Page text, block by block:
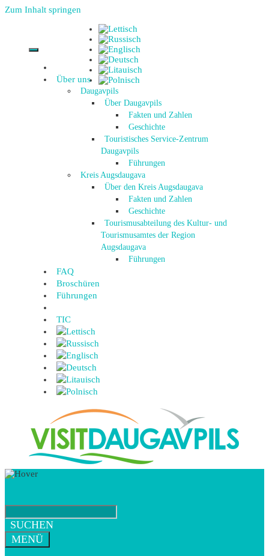
Zum Inhalt springen
Über uns
Daugavpils
Über Daugavpils
Fakten und Zahlen
Geschichte
Touristisches Service-Zentrum
Daugavpils
Führungen
Kreis Augsdaugava
Über den Kreis Augsdaugava
Fakten und Zahlen
Geschichte
Tourismusabteilung des Kultur- und
Tourismusamtes der Region
Augsdaugava
Führungen
FAQ
Broschüren
Führungen
TIC
SUCHEN
MENÜ